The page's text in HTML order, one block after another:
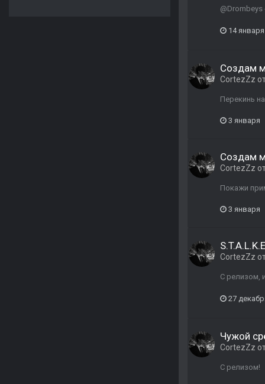
@Drombeys
14 января
Создам
CortezZz
Перекинь
3 января
Создам
CortezZz
Покажи
3 января
CortezZz
С релизом,
27
Чужой
CortezZz
С релизом!